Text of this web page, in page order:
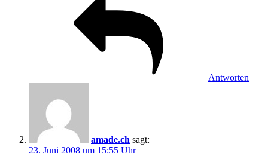
Antworten
amade.ch sagt:
23. Juni 2008 um 15:55 Uhr